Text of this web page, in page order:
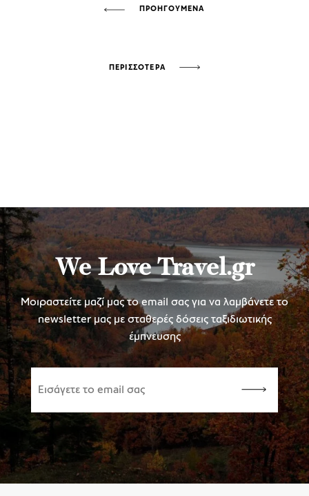
ΠΡΟΗΓΟΥΜΕΝΑ
ΠΕΡΙΣΣΟΤΕΡΑ
We Love Travel.gr
Μοιραστείτε μαζί μας το email σας για να λαμβάνετε το
newsletter μας με σταθερές δόσεις ταξιδιωτικής
έμπνευσης